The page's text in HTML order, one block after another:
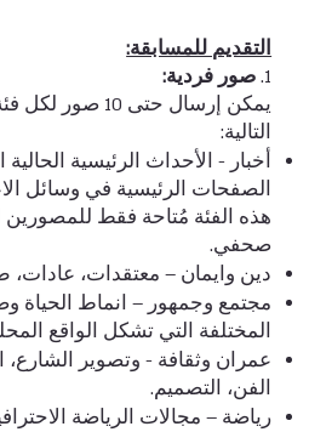
التقديم للمسابقة:
1. صور فردية:
يمكن إرسال حتى
التالية:
أخبار - الأحداث الرئيسية
الصفحات الرئيسية في وسائل
هذه الفئة مُتاحة فقط للمصورين
صحفي.
دين وايمان – معتقدات،
مجتمع وجمهور – انماط الحياة
المختلفة التي تشكل الواقع
عمران وثقافة - وتصوير الشارع،
الفن، التصميم.
رياضة – مجالات الرياضة